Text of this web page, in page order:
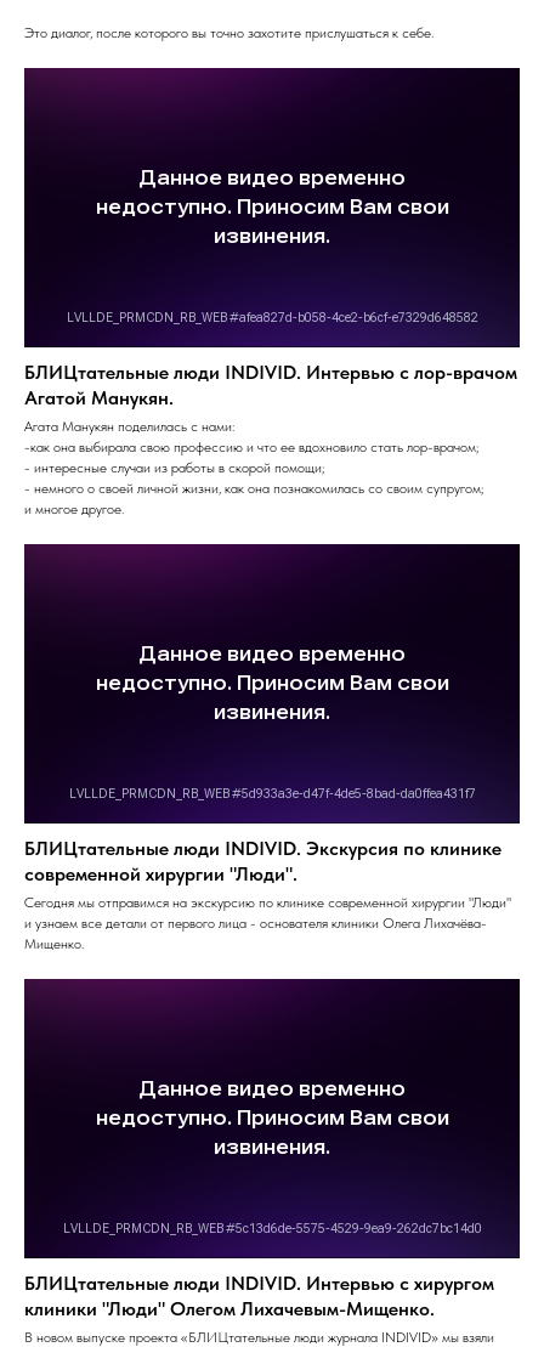
Это диалог, после которого вы точно захотите прислушаться к себе.
БЛИЦтательные люди INDIVID. Интервью с лор-врачом
Агатой Манукян.
Агата Манукян поделилась с нами:
-как она выбирала свою профессию и что ее вдохновило стать лор-врачом;
- интересные случаи из работы в скорой помощи;
- немного о своей личной жизни, как она познакомилась со своим супругом;
и многое другое.
БЛИЦтательные люди INDIVID. Экскурсия по клинике
современной хирургии "Люди".
Сегодня мы отправимся на экскурсию по клинике современной хирургии "Люди"
и узнаем все детали от первого лица - основателя клиники Олега Лихачёва-
Мищенко.
БЛИЦтательные люди INDIVID. Интервью с хирургом
клиники "Люди" Олегом Лихачевым-Мищенко.
В новом выпуске проекта «БЛИЦтательные люди журнала INDIVID» мы взяли